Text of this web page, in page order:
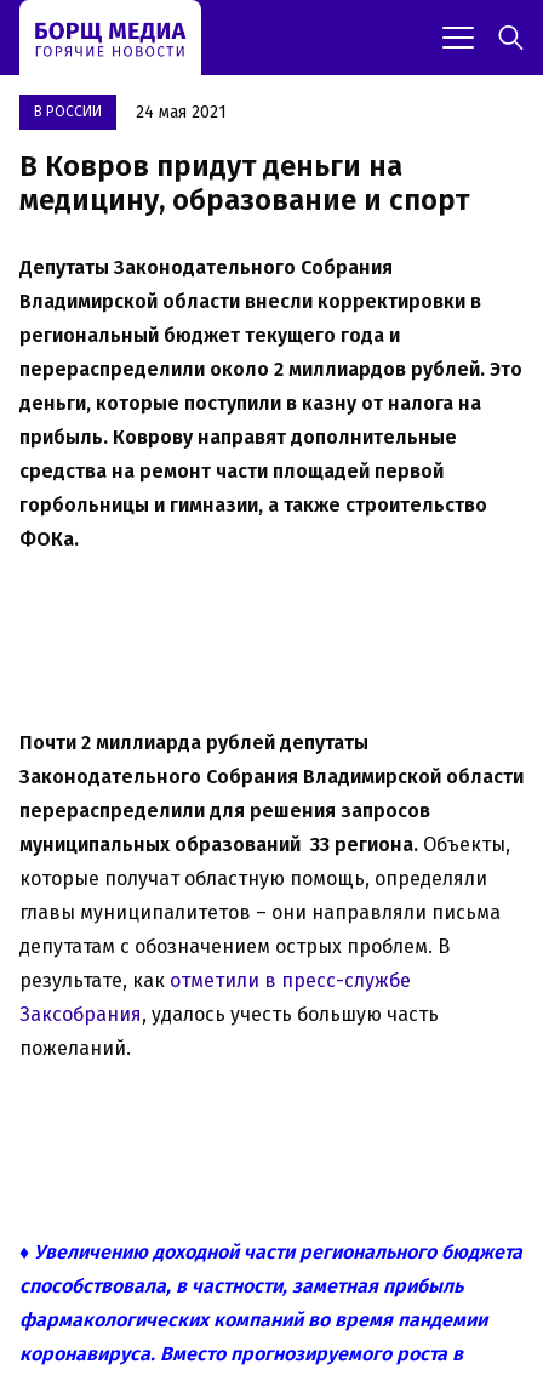
В РОССИИ 24 мая 2021
В Ковров придут деньги на
медицину, образование и спорт
Депутаты Законодательного Собрания
Владимирской области внесли корректировки в
региональный бюджет текущего года и
перераспределили около 2 миллиардов рублей. Это
деньги, которые поступили в казну от налога на
прибыль. Коврову направят дополнительные
средства на ремонт части площадей первой
горбольницы и гимназии, а также строительство
ФОКа.
Почти 2 миллиарда рублей депутаты
Законодательного Собрания Владимирской области
перераспределили для решения запросов
муниципальных образований 33 региона. Объекты,
которые получат областную помощь, определяли
главы муниципалитетов – они направляли письма
депутатам с обозначением острых проблем. В
результате, как отметили в пресс-службе
Заксобрания, удалось учесть большую часть
пожеланий.
♦ Увеличению доходной части регионального бюджета
способствовала, в частности, заметная прибыль
фармакологических компаний во время пандемии
коронавируса. Вместо прогнозируемого роста в